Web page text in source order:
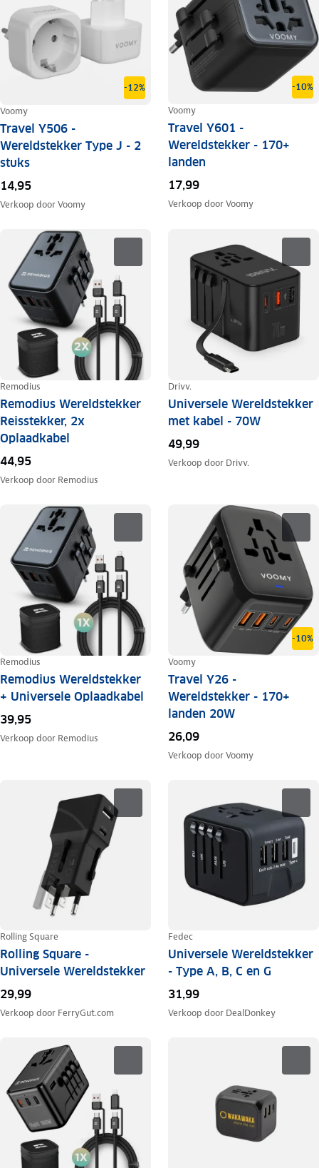
-12%
Voomy
Travel Y506 -
Wereldstekker Type J - 2
stuks
14,95
Verkoop doorVoomy
-10%
Voomy
Travel Y601 -
Wereldstekker - 170+
landen
17,99
Verkoop doorVoomy
Remodius
Remodius Wereldstekker
Reisstekker, 2x
Oplaadkabel
44,95
Verkoop door Remodius
Drivv.
Universele Wereldstekker
met kabel - 70W
49,99
Verkoop door Drivv.
Remodius
Remodius Wereldstekker
+ Universele Oplaadkabel
39,95
Verkoop door Remodius
-10%
Voomy
Travel Y26 -
Wereldstekker - 170+
landen 20W
26,09
Verkoop doorVoomy
Rolling Square
Rolling Square -
Universele Wereldstekker
29,99
Verkoop door FerryGut.com
Fedec
Universele Wereldstekker
- Type A, B, C en G
31,99
Verkoop door DealDonkey